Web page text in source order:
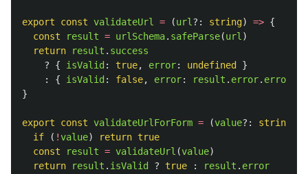
export const validateUrl = (url ?: string) => {
const
result = urlSchema. safeParse(url )
return
result . success
?
{ isValid : true, error: undefined
}
:
{ isValid : false, error: result . error. errors
}
export const validateUrlForForm = (value?: string
if
( !value) return true
const
result = validateUrl (value)
return
result . isValid ? true : result . error